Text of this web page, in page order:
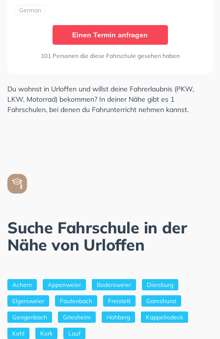
German
Einen Termin anfragen
101 Personen die diese Fahrschule gesehen haben
Du wohnst in Urloffen und willst deine Fahrerlaubnis (PKW,
LKW, Motorrad) bekommen? In deiner Nähe gibt es 1
Fahrschulen, bei denen du Fahrunterricht nehmen kannst.
Suche Fahrschule in der
Nähe von Urloffen
Achern Appenweier Bodersweier Diersburg
Elgersweier Fautenbach Freistett Gamshurst
Gengenbach Griesheim Hohberg Kappelrodeck
Kehl Kork Lauf